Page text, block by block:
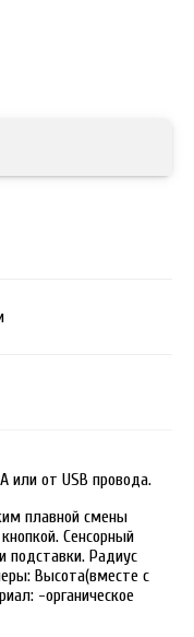
или от USB провода.
плавной смены
Сенсорный
подставки. Радиус
Высота(вместе с
-органическое